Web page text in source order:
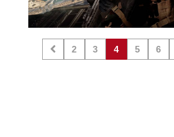
2 3 4 5 6